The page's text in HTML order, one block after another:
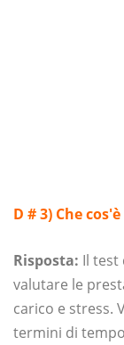
D # 3) Che
Risposta: Il test
valutare le
carico e stress.
termini di